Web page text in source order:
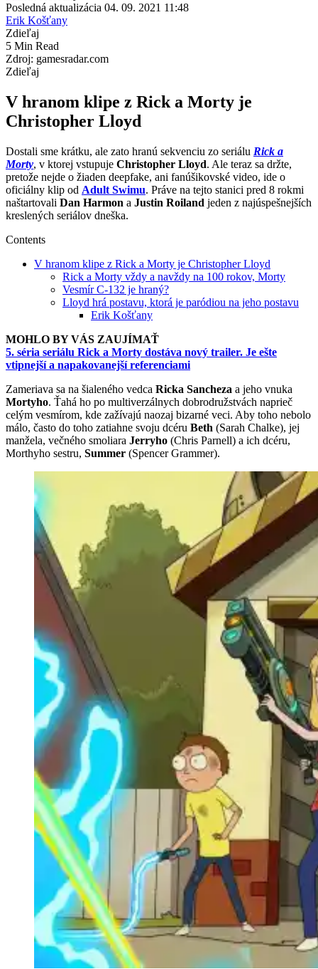
Posledná aktualizácia 04. 09. 2021 11:48
Erik Košťany
Zdieľaj
5 Min Read
Zdroj: gamesradar.com
Zdieľaj
V hranom klipe z Rick a Morty je
Christopher Lloyd
Dostali sme krátku, ale zato hranú sekvenciu zo seriálu Rick a
Morty, v ktorej vstupuje Christopher Lloyd. Ale teraz sa držte,
pretože nejde o žiaden deepfake, ani fanúšikovské video, ide o
oficiálny klip od Adult Swimu. Práve na tejto stanici pred 8 rokmi
naštartovali Dan Harmon a Justin Roiland jeden z najúspešnejších
kreslených seriálov dneška.
Contents
V hranom klipe z Rick a Morty je Christopher Lloyd
Rick a Morty vždy a navždy na 100 rokov, Morty
Vesmír C-132 je hraný?
Lloyd hrá postavu, ktorá je paródiou na jeho postavu
Erik Košťany
MOHLO BY VÁS ZAUJÍMAŤ
5. séria seriálu Rick a Morty dostáva nový trailer. Je ešte
vtipnejší a napakovanejší referenciami
Zameriava sa na šialeného vedca Ricka Sancheza a jeho vnuka
Mortyho. Ťahá ho po multiverzálnych dobrodružstvách naprieč
celým vesmírom, kde zažívajú naozaj bizarné veci. Aby toho nebolo
málo, často do toho zatiahne svoju dcéru Beth (Sarah Chalke), jej
manžela, večného smoliara Jerryho (Chris Parnell) a ich dcéru,
Morthyho sestru, Summer (Spencer Grammer).